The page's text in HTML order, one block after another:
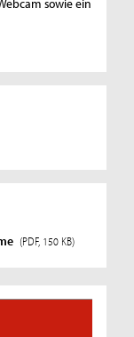
(PDF, 150 KB)